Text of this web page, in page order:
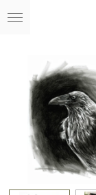
Ga
hoofdinhoud